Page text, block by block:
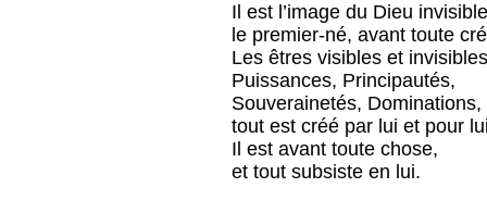
Il est l’image du Dieu
le premier-né, avant toute
Les êtres visibles et
Puissances, Principautés,
Souverainetés, Dominations,
tout est créé par lui et pour
Il est avant toute chose,
et tout subsiste en lui.